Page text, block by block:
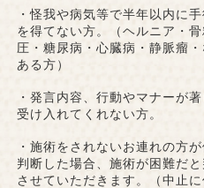
・怪我や病気等で半年以内に
を得てない方。（ヘルニア・
圧・糖尿病・心臓病・静脈瘤
ある方）
・発言内容、行動やマナーが
受け入れてくれない方。
・施術をされないお連れの方
判断した場合、施術が困難だ
させていただきます。（中止